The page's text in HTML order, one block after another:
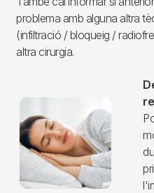
problema amb alguna altra
(infiltració / bloqueig /
altra cirurgia.
Imagen